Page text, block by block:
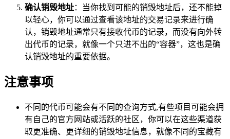
确认销毁地址：当你找到可能的销毁地址后，还不能掉
以轻心，你可以通过查看该地址的交易记录来进行确
认，销毁地址通常只有接收代币的记录，而没有向外转
出代币的记录，就像一个只进不出的“容器”，这也是确
认销毁地址的重要依据。
注意事项
不同的代币可能会有不同的查询方式,有些项目可能会拥
有自己的官方网站或活跃的社区，你可以在这些渠道获
取更准确、更详细的销毁地址信息，就像不同的宝藏有